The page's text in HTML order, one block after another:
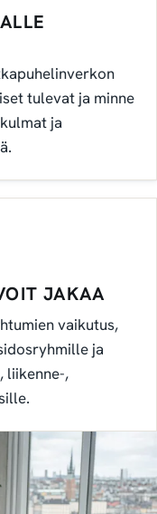
tulevat ja minne
ja
JAKAA
vaikutus,
ja
liikenne-,